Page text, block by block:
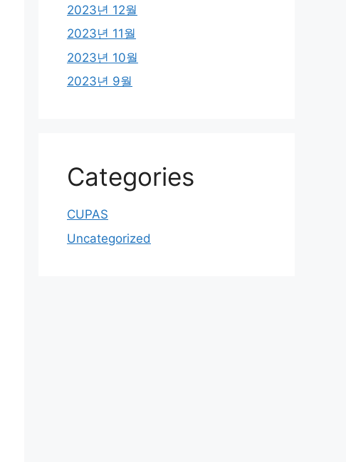
2023년 12월
2023년 11월
2023년 10월
2023년 9월
Categories
CUPAS
Uncategorized